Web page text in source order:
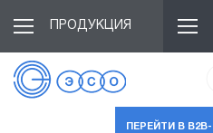
ПРОДУКЦИЯ
ПЕРЕЙТИ В